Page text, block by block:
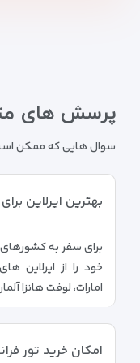
پرسش های
سوال هایی که ممکن
بهترین ایرلاین
برای سفر به کشورهای
خود را از ایرلاین
امارات، لوفت هانزا
امکان خرید تور